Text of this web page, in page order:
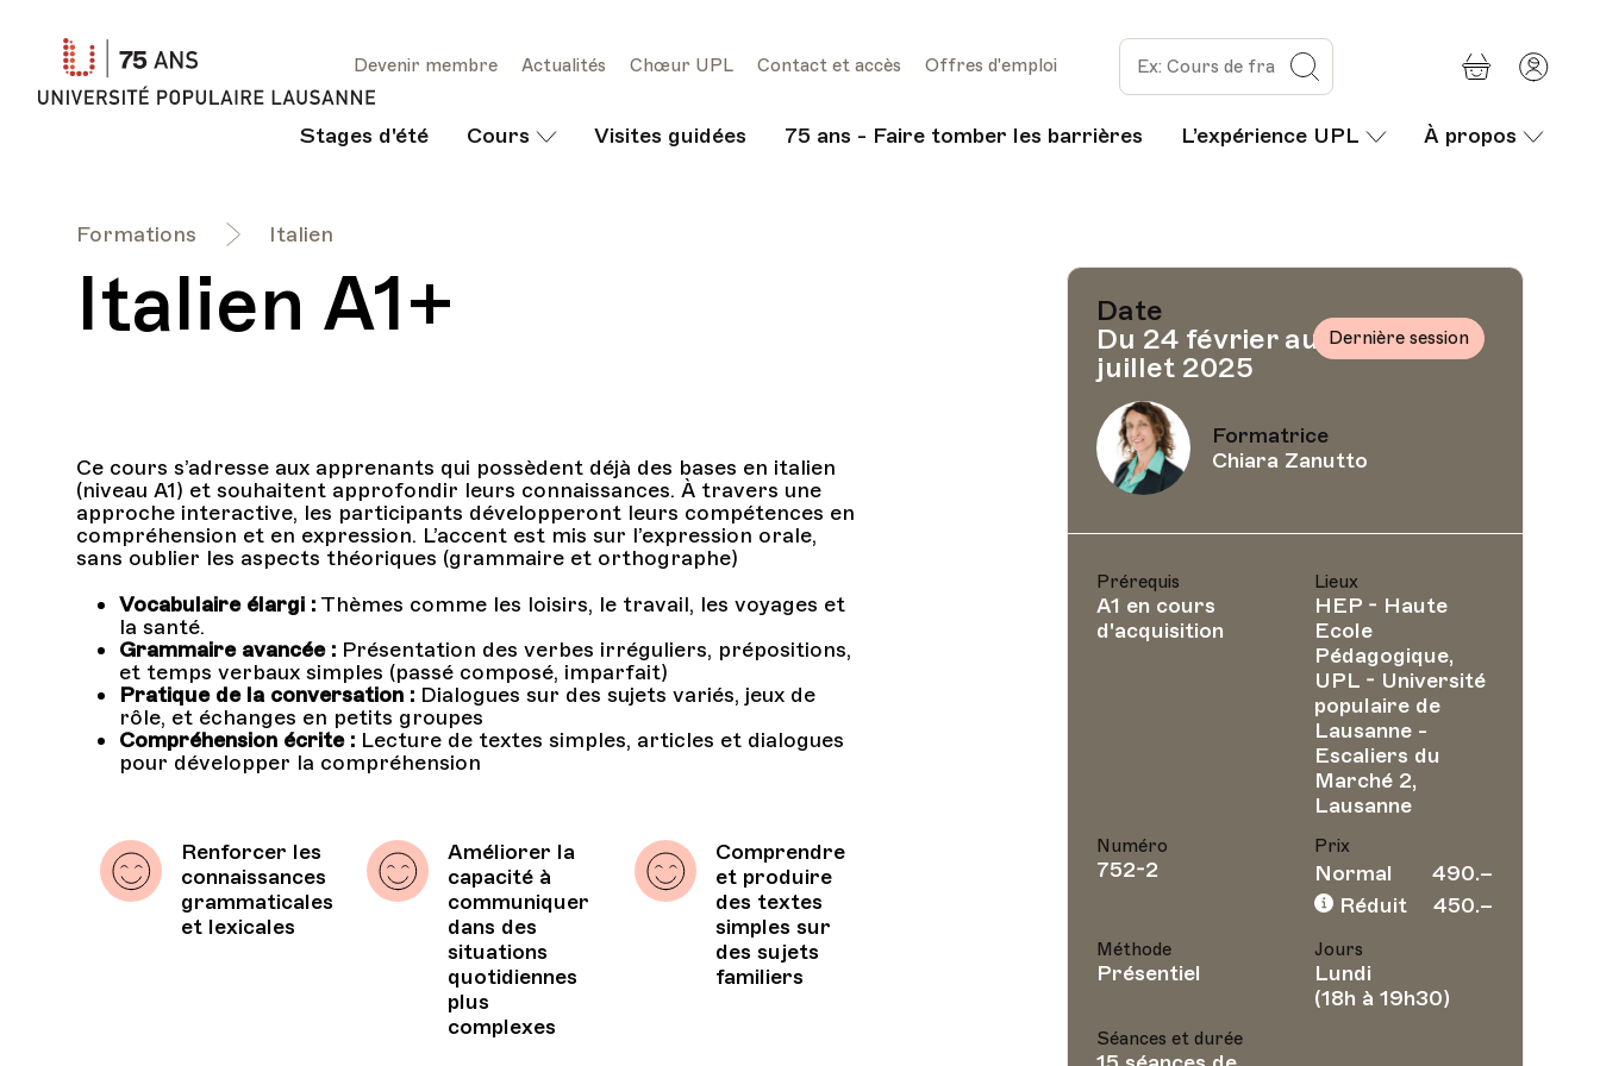
Université
Lausanne
Formations Italien
Italien A1+
Ce cours s’adresse aux apprenants qui possèdent déjà des bases en italien
(niveau A1) et souhaitent approfondir leurs connaissances. À travers une
approche interactive, les participants développeront leurs compétences en
compréhension et en expression. L’accent est mis sur l’expression orale,
sans oublier les aspects théoriques (grammaire et orthographe)
Vocabulaire élargi : Thèmes comme les loisirs, le travail, les voyages et
la santé.
Grammaire avancée : Présentation des verbes irréguliers, prépositions,
et temps verbaux simples (passé composé, imparfait)
Pratique de la conversation : Dialogues sur des sujets variés, jeux de
rôle, et échanges en petits groupes
Compréhension écrite : Lecture de textes simples, articles et dialogues
pour développer la compréhension
Renforcer les
connaissances
grammaticales
et lexicales
Améliorer la
capacité à
communiquer
dans des
situations
quotidiennes
plus
complexes
Comprendre
et produire
des textes
simples sur
des sujets
familiers
Date
Du 24 février au 7
juillet 2025
Dernière session
Formatrice
Chiara Zanutto
Prérequis
A1 en cours
d'acquisition
Lieux
HEP - Haute
Ecole
Pédagogique,
UPL - Université
populaire de
Lausanne -
Escaliers du
Marché 2,
Lausanne
Numéro
752-2
Prix
Normal
490.–
Réduit
450.–
Méthode
Présentiel
Jours
Lundi
(18h à 19h30)
Séances et durée
Panier
Stages d'été Cours Visites guidées 75 ans - Faire tomber les barrières L’expérience UPL À propos
Devenir membre Actualités Chœur UPL Contact et accès Offres d'emploi